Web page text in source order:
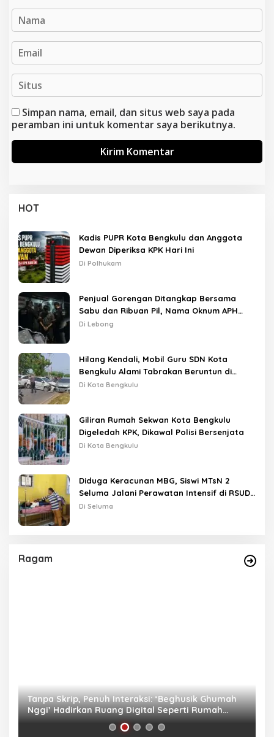
Simpan nama, email, dan situs web saya pada
peramban ini untuk komentar saya berikutnya.
HOT
Kadis PUPR Kota Bengkulu dan Anggota
Dewan Diperiksa KPK Hari Ini
Di Polhukam
Penjual Gorengan Ditangkap Bersama
Sabu dan Ribuan Pil, Nama Oknum APH
Disebut Saat Interogasi
Di Lebong
Hilang Kendali, Mobil Guru SDN Kota
Bengkulu Alami Tabrakan Beruntun di
Lampu Merah
Di Kota Bengkulu
Giliran Rumah Sekwan Kota Bengkulu
Digeledah KPK, Dikawal Polisi Bersenjata
Di Kota Bengkulu
Diduga Keracunan MBG, Siswi MTsN 2
Seluma Jalani Perawatan Intensif di RSUD
Tais
Di Seluma
Ragam
Tanpa Skrip, Penuh Interaksi: ‘Beghusik Ghumah
Nggi’ Hadirkan Ruang Digital Seperti Rumah
Sendiri